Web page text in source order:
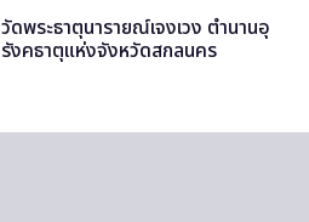
วัดพระธาตุนารายณ์เจงเวง ตำนานอุ
รังคธาตุแห่งจังหวัดสกลนคร